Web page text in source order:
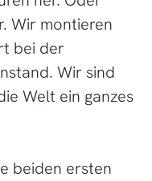
Wir montieren
bei der
Wir sind
Welt ein ganzes
beiden ersten